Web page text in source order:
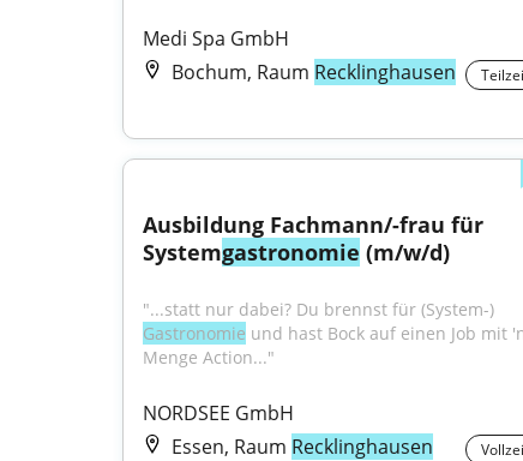
Medi Spa GmbH
Bochum, Raum Recklinghausen
Ausbildung Fachmann/-frau für
Systemgastronomie (m/w/d)
Gastronomie und hast Bock auf einen Job mit
Menge Action..."
NORDSEE GmbH
Essen, Raum Recklinghausen